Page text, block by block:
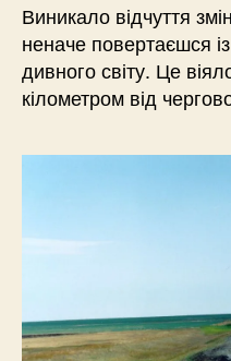
Виникало відчуття
неначе повертаєшся
дивного світу. Це
кілометром від